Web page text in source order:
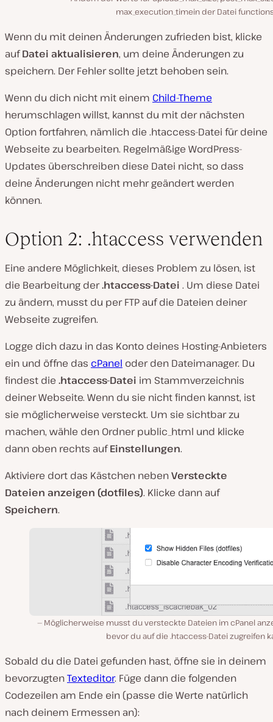
max_execution_timein der Datei
Wenn du mit deinen Änderungen zufrieden bist, klicke
aufDatei aktualisieren, um deine Änderungen zu
speichern. Der Fehler sollte jetzt behoben sein.
Wenn du dich nicht mit einem Child-Theme
herumschlagen willst, kannst du mit der nächsten
Option fortfahren, nämlich die .htaccess-Datei für deine
Webseite zu bearbeiten. Regelmäßige WordPress-
Updates überschreiben diese Datei nicht, so dass
deine Änderungen nicht mehr geändert werden
können.
Option 2: .htaccess verwenden
Eine andere Möglichkeit, dieses Problem zu lösen, ist
die Bearbeitung der.htaccess-Datei . Um diese Datei
zu ändern, musst du per FTP auf die Dateien deiner
Webseite zugreifen.
Logge dich dazu in das Konto deines Hosting-Anbieters
ein und öffne das cPanel oder den Dateimanager. Du
findest die .htaccess-Datei im Stammverzeichnis
deiner Webseite. Wenn du sie nicht finden kannst, ist
sie möglicherweise versteckt. Um sie sichtbar zu
machen, wähle den Ordnerpublic_html und klicke
dann oben rechts aufEinstellungen.
Aktiviere dort das Kästchen nebenVersteckte
Dateien anzeigen (dotfiles). Klicke dann auf
Speichern.
Möglicherweise musst du versteckte Dateien im cPanel
bevor du auf die .htaccess-Datei zugreifen
Sobald du die Datei gefunden hast, öffne sie in deinem
bevorzugtenTexteditor. Füge dann die folgenden
Codezeilen am Ende ein (passe die Werte natürlich
nach deinem Ermessen an):